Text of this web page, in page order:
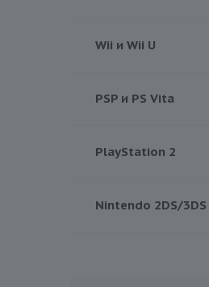
Wii и Wii U
PSP и PS Vita
PlayStation 2
Nintendo 2DS/3DS